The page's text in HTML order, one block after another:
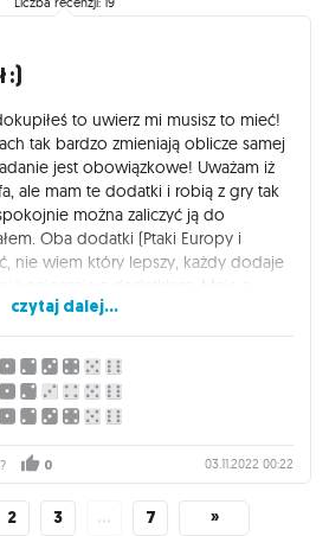
:)
to uwierz mi musisz to mieć!
tak bardzo zmieniają oblicze samej
jest obowiązkowe! Uważam iż
ale mam te dodatki i robią z gry tak
można zaliczyć ją do
Oba dodatki (Ptaki Europy i
nie wiem który lepszy, każdy dodaje
na dodatki sprzedawca i była
serca w życiu. Podstawka
by ją kupić i po kilku grach
większych błędów zakupowych, ale
najlepiej wydane pieniądze.
Polecam
czytaj dalej...
0 03.11.2022 00:22
2 3 … 7 »